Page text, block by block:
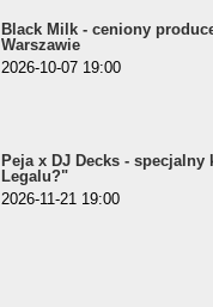
Black Milk - ceniony
Warszawie
2026-10-07 19:00
Peja x DJ Decks - specjalny
Legalu?"
2026-11-21 19:00